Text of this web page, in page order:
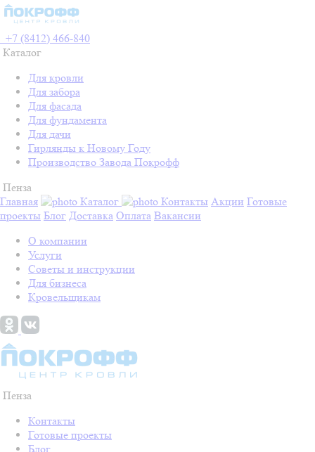
+7 (8412) 466-840
Каталог
Для кровли
Для забора
Для фасада
Для фундамента
Для дачи
Гирлянды к Новому Году
Производство Завода Покрофф
Пенза
Главная
Каталог Контакты Акции Готовые
проекты Блог Доставка Оплата Вакансии
О компании
Услуги
Советы и инструкции
Для бизнеса
Кровельщикам
Пенза
Контакты
Готовые проекты
Блог